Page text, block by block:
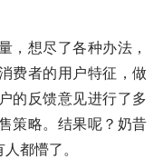
，想尽了各种办法，
费者的用户特征，做
的反馈意见进行了多
策略。结果呢？奶昔
都懵了。